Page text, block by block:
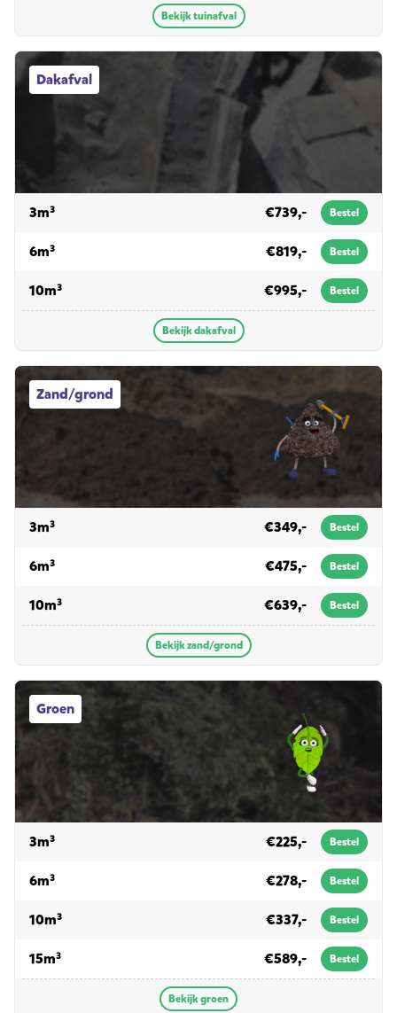
Bekijk tuinafval
Dakafval
Dakafval afvalcontainers
3m³voor dakafval €739,- Bestel
6m³voor dakafval €819,- Bestel
10m³voor dakafval €995,- Bestel
Bekijk dakafval
Zand/grond
Zand/grond afvalcontainers
3m³voor zand/grond €349,- Bestel
6m³voor zand/grond €475,- Bestel
10m³voor zand/grond €639,- Bestel
Bekijk zand/grond
Groen
Groen afvalcontainers
3m³voor groen €225,- Bestel
6m³voor groen €278,- Bestel
10m³voor groen €337,- Bestel
15m³voor groen €589,- Bestel
Bekijk groen